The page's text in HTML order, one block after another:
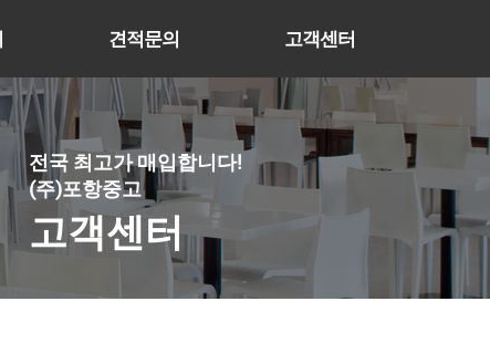
견적문의 고객센터
전국 최고가 매입합니다!
(주)포항중고
고객센터